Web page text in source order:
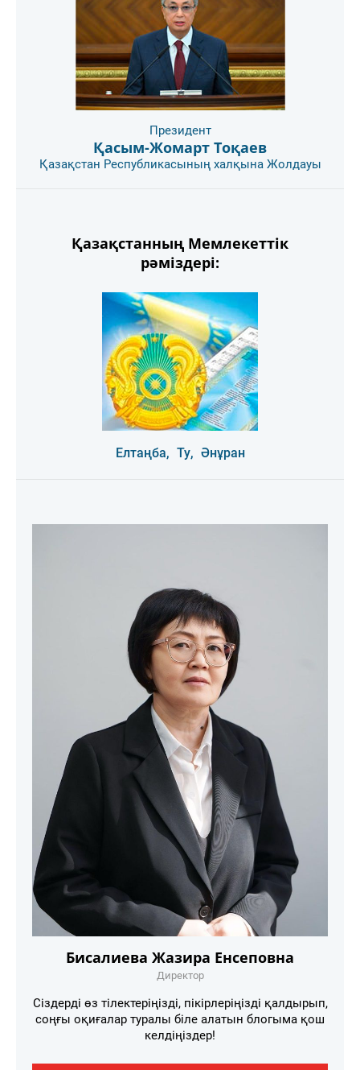
Президент
Қасым-Жомарт Тоқаев
Қазақстан Республикасының халқына Жолдауы
Қазақстанның Мемлекеттік
рәміздері:
Елтаңба, Ту, Әнұран
Бисалиева Жазира Енсеповна
Директор
Сіздерді өз тілектеріңізді, пікірлеріңізді қалдырып,
соңғы оқиғалар туралы біле алатын блогыма қош
келдіңіздер!